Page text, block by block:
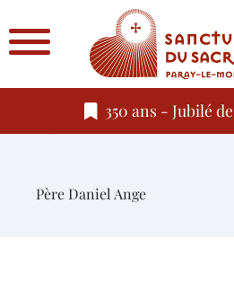
350 ans - Jubilé
Père Daniel Ange